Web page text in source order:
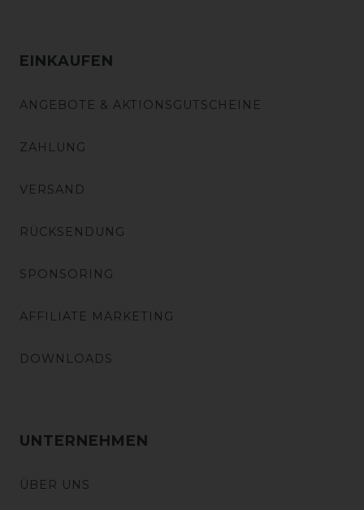
EINKAUFEN
ANGEBOTE & AKTIONSGUTSCHEINE
ZAHLUNG
VERSAND
RÜCKSENDUNG
SPONSORING
AFFILIATE MARKETING
DOWNLOADS
UNTERNEHMEN
ÜBER UNS